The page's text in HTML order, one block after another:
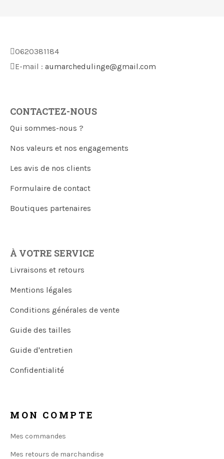
0620381184
E-mail : aumarchedulinge@gmail.com
CONTACTEZ-NOUS
Qui sommes-nous ?
Nos valeurs et nos engagements
Les avis de nos clients
Formulaire de contact
Boutiques partenaires
À VOTRE SERVICE
Livraisons et retours
Mentions légales
Conditions générales de vente
Guide des tailles
Guide d'entretien
Confidentialité
MON COMPTE
Mes commandes
Mes retours de marchandise